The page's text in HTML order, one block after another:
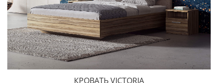
КРОВАТЬ VICTORIA